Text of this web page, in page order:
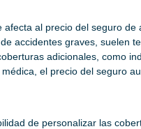
afecta al precio del seguro de
accidentes graves, suelen
adicionales, como
el precio del seguro
de personalizar las